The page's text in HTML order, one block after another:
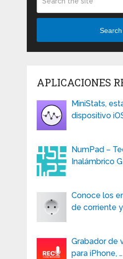
Search
APLICACIONES
MiniStats,
dispositivo
NumPad –
Inalámbrico
Conoce los
de corriente
Grabador de
para iPhone, …